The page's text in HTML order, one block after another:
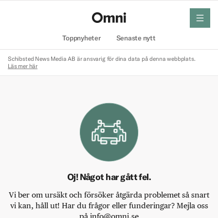
Toppnyheter Senaste nytt
meny
Schibsted News Media AB är ansvarig för dina data på denna webbplats.
Läs mer här
Oj! Något har gått fel.
Vi ber om ursäkt och försöker åtgärda problemet så snart
vi kan, håll ut! Har du frågor eller funderingar? Mejla oss